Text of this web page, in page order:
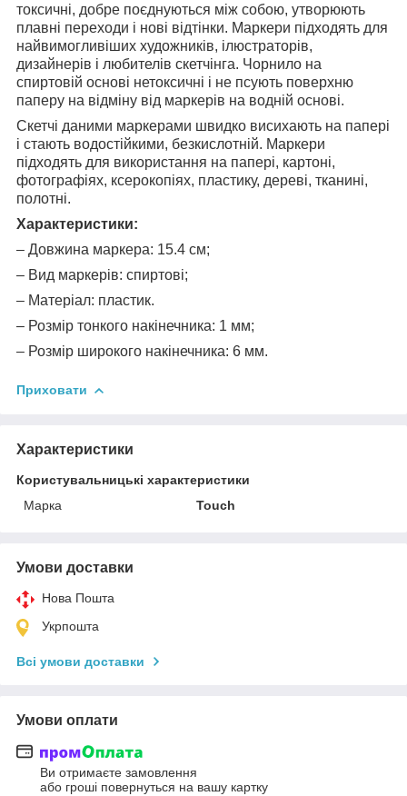
токсичні, добре поєднуються між собою, утворюють
плавні переходи і нові відтінки. Маркери підходять для
найвимогливіших художників, ілюстраторів,
дизайнерів і любителів скетчінга. Чорнило на
спиртовій основі нетоксичні і не псують поверхню
паперу на відміну від маркерів на водній основі.
Скетчі даними маркерами швидко висихають на папері
і стають водостійкими, безкислотній. Маркери
підходять для використання на папері, картоні,
фотографіях, ксерокопіях, пластику, дереві, тканині,
полотні.
Характеристики:
– Довжина маркера: 15.4 см;
– Вид маркерів: спиртові;
– Матеріал: пластик.
– Розмір тонкого накінечника: 1 мм;
– Розмір широкого накінечника: 6 мм.
Приховати
Характеристики
Користувальницькі характеристики
Марка
Touch
Умови доставки
Нова Пошта
Укрпошта
Всі умови доставки
Умови оплати
Ви отримаєте замовлення
або гроші повернуться на вашу картку